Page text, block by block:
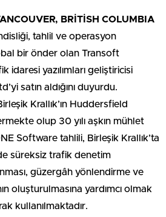
BRİTİSH COLUMBIA
tahlil ve operasyon
bir önder olan Transoft
idaresi yazılımları geliştiricisi
satın aldığını duyurdu.
Krallık’ın Huddersfield
olup 30 yılı aşkın mühlet
Software tahlili, Birleşik Krallık’ta
süreksiz trafik denetim
güzergâh yönlendirme ve
oluşturulmasına yardımcı olmak
kullanılmaktadır.